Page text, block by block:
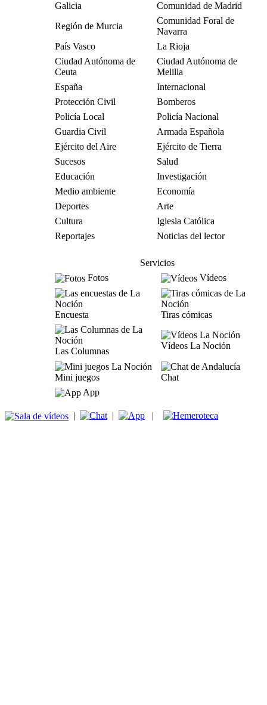
Galicia
Comunidad de Madrid
Región de Murcia
Comunidad Foral de
Navarra
País Vasco
La Rioja
Ciudad Autónoma de
Ceuta
Ciudad Autónoma de
Melilla
España
Internacional
Protección Civil
Bomberos
Policía Local
Policía Nacional
Guardia Civil
Armada Española
Ejército del Aire
Ejército de Tierra
Sucesos
Salud
Educación
Investigación
Medio ambiente
Economía
Deportes
Arte
Cultura
Iglesia Católica
Reportajes
Noticias del lector
Servicios
Fotos
Vídeos
Encuesta Tiras cómicas
Las Columnas
Vídeos La Noción
Mini juegos
Chat
App
| | |